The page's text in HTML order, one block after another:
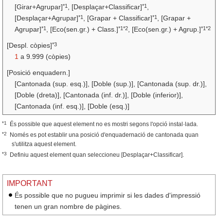
[Girar+Agrupar]*1 , [Desplaçar+Classificar]*1
[Desplaçar+Agrupar]*1 , [Grapar + Classificar]*1
, [Grapar +
Agrupar]*1 , [Eco(sen.gr.) + Class.]*1*2 , [Eco(sen.gr.) + Agrup.]*1*2
[Despl. còpies]*3
1 a 9.999 (còpies)
[Posició enquadern.]
[Cantonada (sup. esq.)], [Doble (sup.)], [Cantonada (sup. dr.)],
[Doble (dreta)], [Cantonada (inf. dr.)], [Doble (inferior)],
[Cantonada (inf. esq.)], [Doble (esq.)]
*1 És possible que aquest element no es mostri segons l'opció instal·lada.
*2
Només es pot establir una posició d'enquadernació de cantonada quan
s'utilitza aquest element.
*3 Definiu aquest element quan seleccioneu [Desplaçar+Classificar].
IMPORTANT
És possible que no pugueu imprimir si les dades d'impressió
tenen un gran nombre de pàgines.